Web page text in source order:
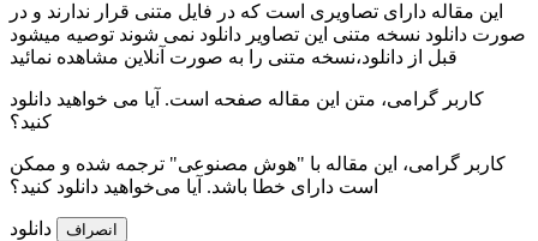
این مقاله دارای تصاویری است که در فایل متنی قرار ندارند و در
صورت دانلود نسخه متنی این تصاویر دانلود نمی شوند توصیه میشود
قبل از دانلود،نسخه متنی را به صورت آنلاین مشاهده نمائید
کاربر گرامی، متن این مقاله صفحه است. آیا می خواهید دانلود
کنید؟
کاربر گرامی، این مقاله با "هوش مصنوعی" ترجمه شده و ممکن
است دارای خطا باشد. آیا می‌خواهید دانلود کنید؟
دانلود انصراف